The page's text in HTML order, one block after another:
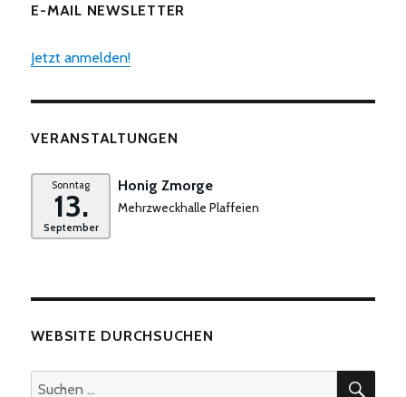
E-MAIL NEWSLETTER
Jetzt anmelden!
VERANSTALTUNGEN
Sonntag
13.
September
Honig Zmorge
Mehrzweckhalle Plaffeien
WEBSITE DURCHSUCHEN
Suchen